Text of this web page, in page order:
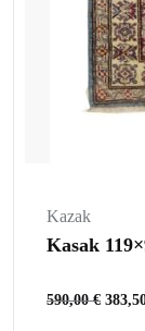
Kazak
Kasak
590,00€